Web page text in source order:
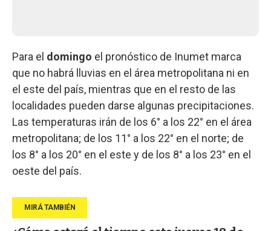
Para el domingo el pronóstico de Inumet marca
que no habrá lluvias en el área metropolitana ni en
el este del país, mientras que en el resto de las
localidades pueden darse algunas precipitaciones.
Las temperaturas irán de los 6° a los 22° en el área
metropolitana; de los 11° a los 22° en el norte; de
los 8° a los 20° en el este y de los 8° a los 23° en el
oeste del país.